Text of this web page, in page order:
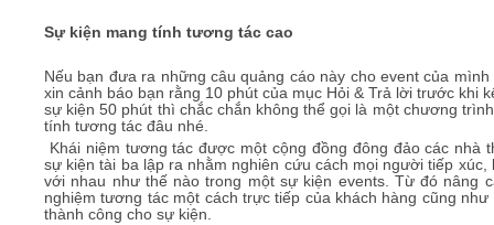
Sự kiện mang tính tương tác cao
Nếu bạn đưa ra những câu quảng cáo này cho event của
xin cảnh báo bạn rằng 10 phút của mục Hỏi & Trả lời trước khi
sự kiện 50 phút thì chắc chắn không thể gọi là một chương
tính tương tác đâu nhé.
Khái niệm tương tác được một cộng đồng đông đảo các nhà
sự kiện tài ba lập ra nhằm nghiên cứu cách mọi người tiếp xúc,
với nhau như thế nào trong một sự kiện events. Từ đó nâng
nghiệm tương tác một cách trực tiếp của khách hàng cũng như
thành công cho sự kiện.